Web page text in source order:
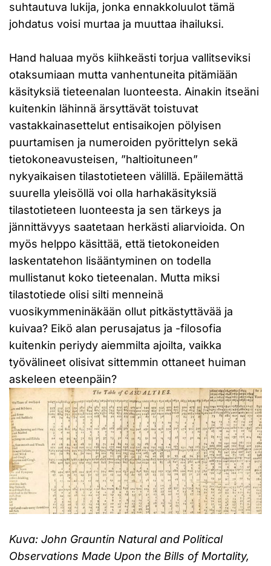
suhtautuva lukija, jonka ennakkoluulot tämä
johdatus voisi murtaa ja muuttaa ihailuksi.
Hand haluaa myös kiihkeästi torjua vallitseviksi
otaksumiaan mutta vanhentuneita pitämiään
käsityksiä tieteenalan luonteesta. Ainakin itseäni
kuitenkin lähinnä ärsyttävät toistuvat
vastakkainasettelut entisaikojen pölyisen
puurtamisen ja numeroiden pyörittelyn sekä
tietokoneavusteisen, ”haltioituneen”
nykyaikaisen tilastotieteen välillä. Epäilemättä
suurella yleisöllä voi olla harhakäsityksiä
tilastotieteen luonteesta ja sen tärkeys ja
jännittävyys saatetaan herkästi aliarvioida. On
myös helppo käsittää, että tietokoneiden
laskentatehon lisääntyminen on todella
mullistanut koko tieteenalan. Mutta miksi
tilastotiede olisi silti menneinä
vuosikymmeninäkään ollut pitkästyttävää ja
kuivaa? Eikö alan perusajatus ja -filosofia
kuitenkin periydy aiemmilta ajoilta, vaikka
työvälineet olisivat sittemmin ottaneet huiman
askeleen eteenpäin?
Kuva: John Grauntin Natural and Political
Observations Made Upon the Bills of Mortality,